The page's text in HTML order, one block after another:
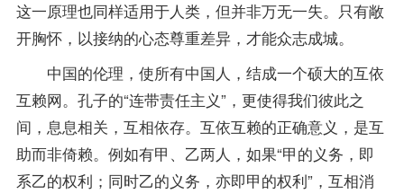
这一原理也同样适用于人类，但并非万无一失。只有敞
开胸怀，以接纳的心态尊重差异，才能众志成城。
中国的伦理，使所有中国人，结成一个硕大的互依
互赖网。孔子的“连带责任主义”，更使得我们彼此之
间，息息相关，互相依存。互依互赖的正确意义，是互
助而非倚赖。例如有甲、乙两人，如果“甲的义务，即
系乙的权利；同时乙的义务，亦即甲的权利”，互相消